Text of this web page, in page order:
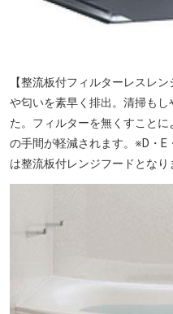
【整流板付フィルターレスレ
や匂いを素早く排出。清掃も
た。フィルターを無くすこと
の手間が軽減されます。※D・
は整流板付レンジフードとなり